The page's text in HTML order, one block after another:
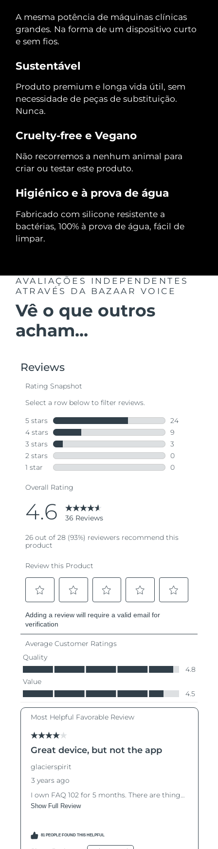
A mesma potência de máquinas clínicas
grandes. Na forma de um dispositivo curto
e sem fios.
Sustentável
Produto premium e longa vida útil, sem
necessidade de peças de substituição.
Nunca.
Cruelty-free e Vegano
Não recorremos a nenhum animal para
criar ou testar este produto.
Higiénico e à prova de água
Fabricado com silicone resistente a
bactérias, 100% à prova de água, fácil de
limpar.
AVALIAÇÕES INDEPENDENTES
ATRAVÉS DA BAZAAR VOICE
Vê o que outros
acham...